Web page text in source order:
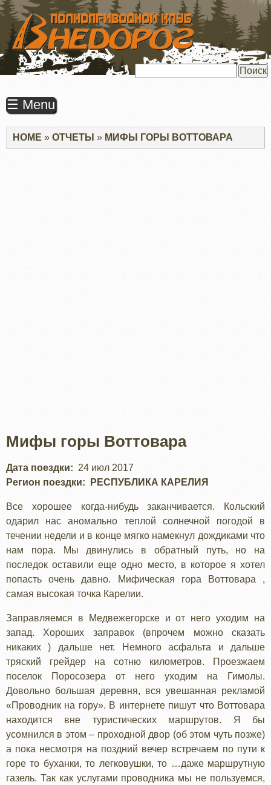
ПЕРЕЙТИ
ОСНОВНОМУ
СОДЕРЖАНИЮ
☰ Menu
Строка
навигации
HOME ОТЧЕТЫ МИФЫ ГОРЫ ВОТТОВАРА
Мифы горы Воттовара
Дата поездки
24 июл 2017
Регион поездки
РЕСПУБЛИКА КАРЕЛИЯ
Все хорошее когда-нибудь заканчивается. Кольский
одарил нас аномально теплой солнечной погодой в
течении недели и в конце мягко намекнул дождиками что
нам пора. Мы двинулись в обратный путь, но на
последок оставили еще одно место, в которое я хотел
попасть очень давно. Мифическая гора Воттовара ,
самая высокая точка Карелии.
Заправляемся в Медвежегорске и от него уходим на
запад. Хороших заправок (впрочем можно сказать
никаких ) дальше нет. Немного асфальта и дальше
тряский грейдер на сотню километров. Проезжаем
поселок Поросозера от него уходим на Гимолы.
Довольно большая деревня, вся увешанная рекламой
«Проводник на гору». В интернете пишут что Воттовара
находится вне туристических маршрутов. Я бы
усомнился в этом – проходной двор (об этом чуть позже)
а пока несмотря на поздний вечер встречаем по пути к
горе то буханки, то легковушки, то …даже маршрутную
газель. Так как услугами проводника мы не пользуемся,